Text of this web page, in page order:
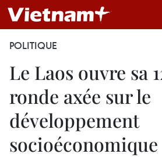
POLITIQUE
Le Laos ouvre sa
ronde axée sur le
développement
socioéconomique